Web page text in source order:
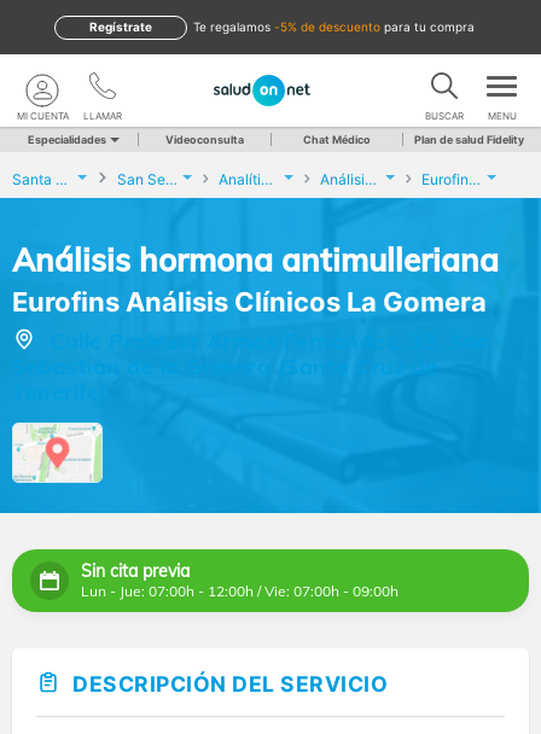
te regalamos -5% de descuento para tu compra
Regístrate
LLAMAR
MI CUENTA BUSCAR MENU
Especialidades Videoconsulta Chat Médico Plan de salud Fidelity
Santa Cruz de Tenerife San Sebastián de la Gomera Analíticas y Genética Análisis hormona antimulleriana Eurofins Análisis Clínicos La Gomera
Análisis hormona antimulleriana
Eurofins Análisis Clínicos La Gomera
Sebastián de la Gomera (Santa Cruz de
Sin cita previa
Lun - Jue: 07:00h - 12:00h / Vie: 07:00h - 09:00h
DESCRIPCIÓN DEL SERVICIO